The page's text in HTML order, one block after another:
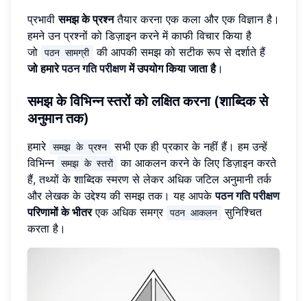
प्रभावीसमझ के प्रश्नतैयार करना एक कला और एक विज्ञान है।
हमने उन प्रश्नों को डिज़ाइन करने में काफी विचार किया है
जो
पठन सामग्री की आपकी समझ को सटीक रूप से दर्शाते हैं
जो हमारेपठन गति परीक्षणमें उपयोग किया जाता है।
समझ के विभिन्न स्तरों को लक्षित करना (शाब्दिक से
अनुमान तक)
हमारे समझ के प्रश्न
सभी एक ही प्रकार के नहीं हैं। हम उन्हें
विभिन्न समझ के स्तरों का आकलन करने के लिए डिज़ाइन करते
हैं, तथ्यों के शाब्दिक स्मरण से लेकर अधिक जटिल अनुमानी तर्क
और लेखक के उद्देश्य की समझ तक। यह आपकेपठन गति परीक्षण
परिणामों के भीतरएक अधिक समग्र पठन आकलन
सुनिश्चित
करता है।